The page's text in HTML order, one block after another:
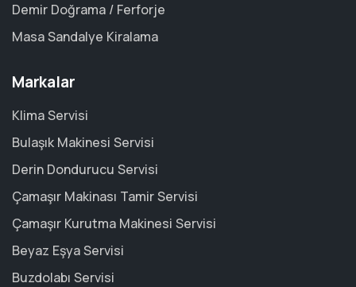
Demir Doğrama / Ferforje
Masa Sandalye Kiralama
Markalar
Klima Servisi
Bulaşık Makinesi Servisi
Derin Dondurucu Servisi
Çamaşır Makinası Tamir Servisi
Çamaşır Kurutma Makinesi Servisi
Beyaz Eşya Servisi
Buzdolabı Servisi